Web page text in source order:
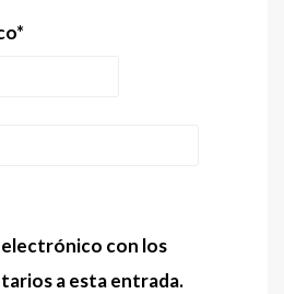
*
con los
a esta entrada.